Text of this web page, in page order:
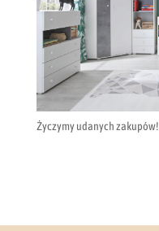
Życzymy udanych zakupów!